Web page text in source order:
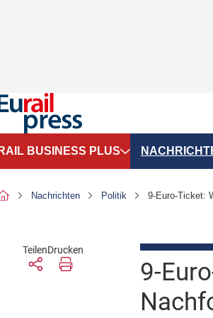
RAIL BUSINESS PLUS
SPNV-Marktdaten
Bilanzen
Personen
Betrieb &
Nachrichten Politik 9-Euro-Ticket:
9-
TeilenDrucken